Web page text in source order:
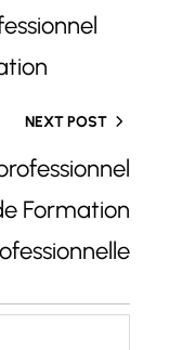
NEXT POST
Formation